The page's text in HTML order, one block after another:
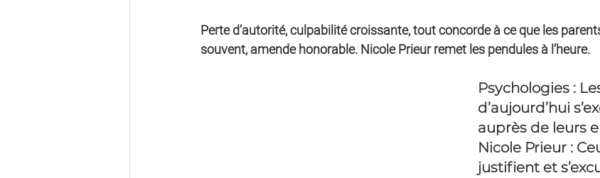
Perte d’autorité, culpabilité croissante, tout concorde à ce que les
souvent, amende honorable. Nicole Prieur remet les pendules à l’heure.
Psychologies :
d’aujourd’hui
auprès de leurs
Nicole Prieur :
justifient et